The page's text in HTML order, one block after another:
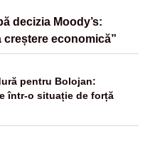
decizia Moody’s:
creștere economică”
pentru Bolojan:
într-o situație de forță